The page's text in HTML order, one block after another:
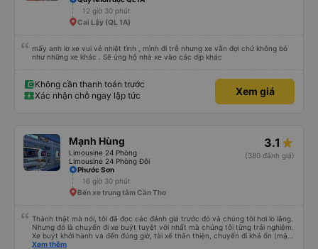
12 giờ 30 phút
Cai Lậy (QL 1A)
mấy anh lơ xe vui vẻ nhiệt tình , mình đi trễ nhưng xe vẫn đợi chứ không bỏ
như những xe khác . Sẽ ủng hộ nhà xe vào các dịp khác
Không cần thanh toán trước
Xác nhận chỗ ngay lập tức
Xem giá
Mạnh Hùng
Limousine 24 Phòng
Limousine 24 Phòng Đôi
3.1
(380 đánh giá)
Phước Sơn
16 giờ 30 phút
Bến xe trung tâm Cần Thơ
Thành thật mà nói, tôi đã đọc các đánh giá trước đó và chúng tôi hơi lo lắng.
Nhưng đó là chuyến đi xe buýt tuyệt vời nhất mà chúng tôi từng trải nghiệm.
Xe buýt khởi hành và đến đúng giờ, tài xế thân thiện, chuyến đi khá ổn (mặc
dù vẫn hơi xóc, nhưng đó là đặc trưng của Việt Nam ^^), và chỗ ngồi thoải
Xem thêm